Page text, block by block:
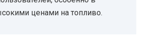
ценами на топливо.